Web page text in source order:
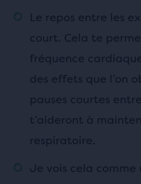
Le repos entre les
court. Cela te
fréquence
des effets que l’on
pauses courtes
t’aideront à
respiratoire.
Je vois cela